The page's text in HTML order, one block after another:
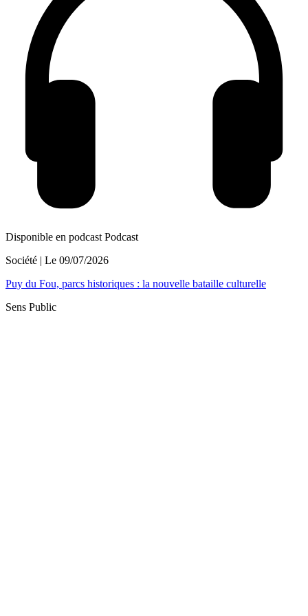
Disponible en podcast Podcast
Société | Le 09/07/2026
Puy du Fou, parcs historiques : la nouvelle bataille culturelle
Sens Public